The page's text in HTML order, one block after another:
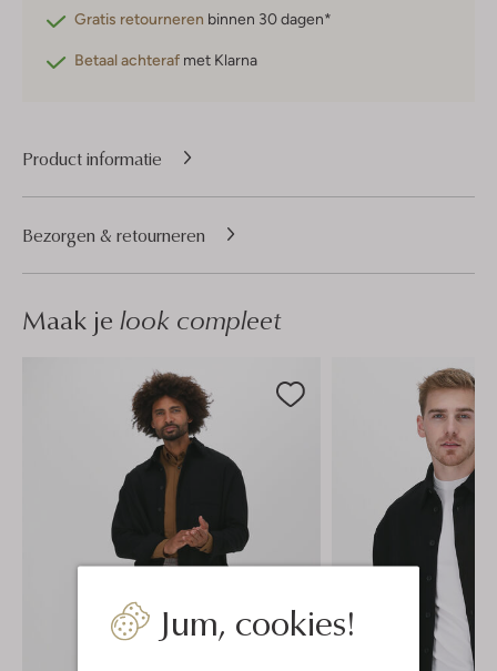
Jum, cookies!
Gratis retourneren binnen 30 dagen*
Betaal achteraf met Klarna
Product informatie
Bezorgen & retourneren
Maak je look compleet